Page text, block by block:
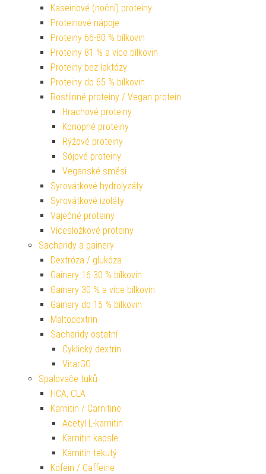
Kaseinové (noční) proteiny
Proteinové nápoje
Proteiny 66-80 % bílkovin
Proteiny 81 % a více bílkovin
Proteiny bez laktózy
Proteiny do 65 % bílkovin
Rostlinné proteiny / Vegan protein
Hrachové proteiny
Konopné proteiny
Rýžové proteiny
Sójové proteiny
Veganské směsi
Syrovátkové hydrolyzáty
Syrovátkové izoláty
Vaječné proteiny
Vícesložkové proteiny
Sacharidy a gainery
Dextróza / glukóza
Gainery 16-30 % bílkovin
Gainery 30 % a více bílkovin
Gainery do 15 % bílkovin
Maltodextrin
Sacharidy ostatní
Cyklický dextrin
VitarGO
Spalovače tuků
HCA, CLA
Karnitin / Carnitine
Acetyl L-karnitin
Karnitin kapsle
Karnitin tekutý
Kofein / Caffeine